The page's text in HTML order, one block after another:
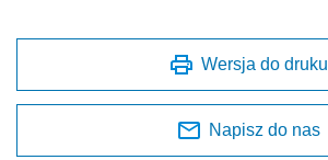
Wersja do druku
Napisz do nas